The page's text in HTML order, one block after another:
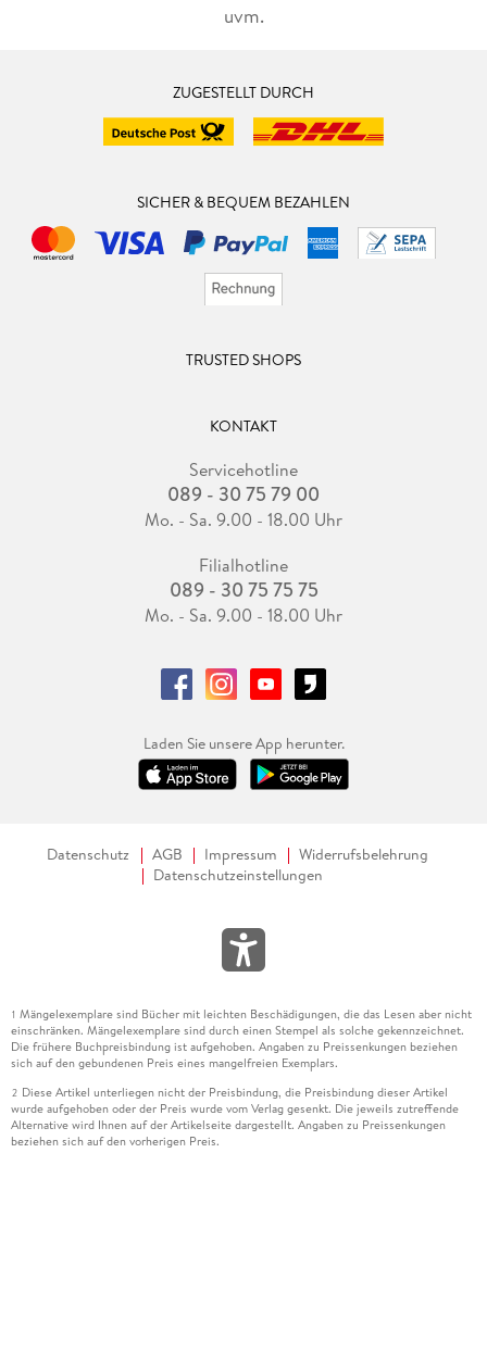
uvm.
ZUGESTELLT DURCH
SICHER & BEQUEM BEZAHLEN
TRUSTED SHOPS
KONTAKT
Servicehotline
089 - 30 75 79 00
Mo. - Sa. 9.00 - 18.00 Uhr
Filialhotline
089 - 30 75 75 75
Mo. - Sa. 9.00 - 18.00 Uhr
Laden Sie unsere App herunter.
Datenschutz AGB Impressum
Widerrufsbelehrung
Datenschutzeinstellungen
1 Mängelexemplare sind Bücher mit leichten Beschädigungen, die das Lesen aber nicht
einschränken. Mängelexemplare sind durch einen Stempel als solche gekennzeichnet.
Die frühere Buchpreisbindung ist aufgehoben. Angaben zu Preissenkungen beziehen
sich auf den gebundenen Preis eines mangelfreien Exemplars.
2 Diese Artikel unterliegen nicht der Preisbindung, die Preisbindung dieser Artikel
wurde aufgehoben oder der Preis wurde vom Verlag gesenkt. Die jeweils zutreffende
Alternative wird Ihnen auf der Artikelseite dargestellt. Angaben zu Preissenkungen
beziehen sich auf den vorherigen Preis.